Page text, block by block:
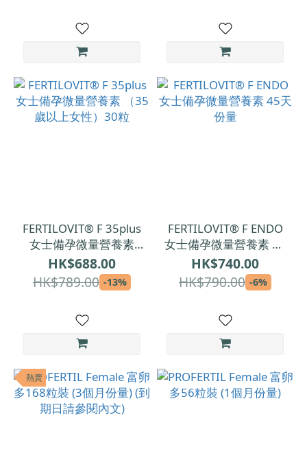
FERTILOVIT® F 35plus
女士備孕微量營養素
（35歲以上女性）30粒
HK$688.00
HK$789.00 -13%
FERTILOVIT® F ENDO
女士備孕微量營養素 45
天份量
HK$740.00
HK$790.00 -6%
熱賣